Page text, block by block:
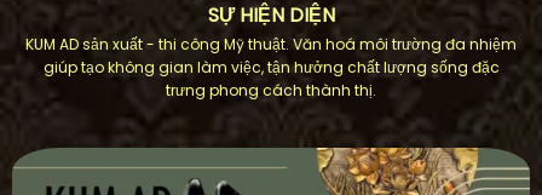
SỰ HIỆN DIỆN
KUM AD sản xuất - thi công Mỹ thuật. Văn hoá môi trường đa nhiệm
giúp tạo không gian làm việc, tận hưởng chất lượng sống đặc
trưng phong cách thành thị.